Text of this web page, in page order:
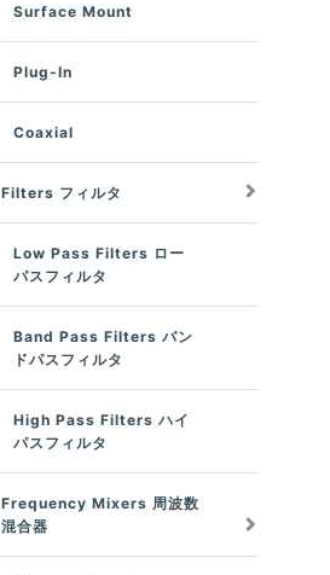
Surface Mount
Plug-In
Coaxial
Filters フィルタ
Low Pass Filters ロー
パスフィルタ
Band Pass Filters バン
ドパスフィルタ
High Pass Filters ハイ
パスフィルタ
Frequency Mixers 周波数
混合器